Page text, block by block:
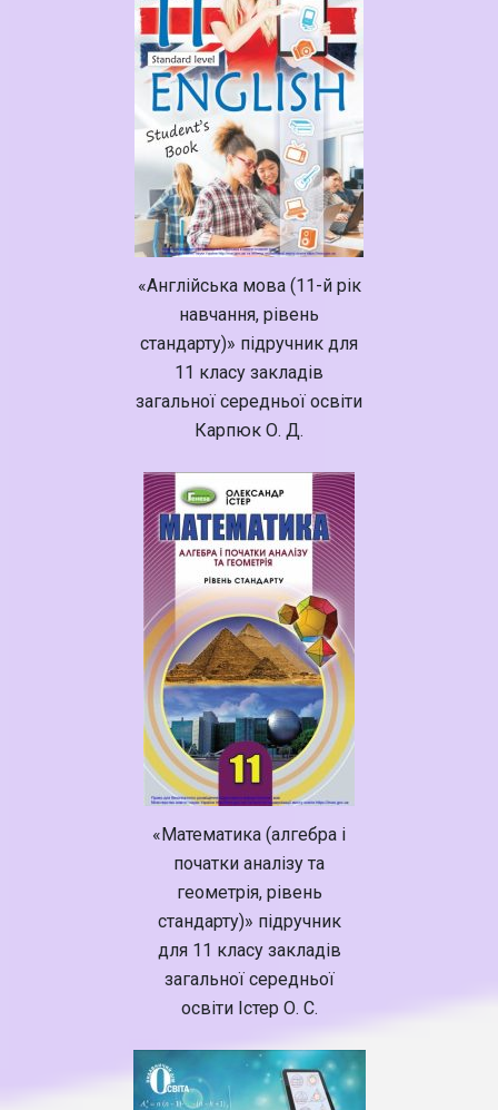
«Англійська мова (11-й рік
навчання, рівень
стандарту)» підручник для
11 класу закладів
загальної середньої освіти
Карпюк О. Д.
«Математика (алгебра і
початки аналізу та
геометрія, рівень
стандарту)» підручник
для 11 класу закладів
загальної середньої
освіти Істер О. С.